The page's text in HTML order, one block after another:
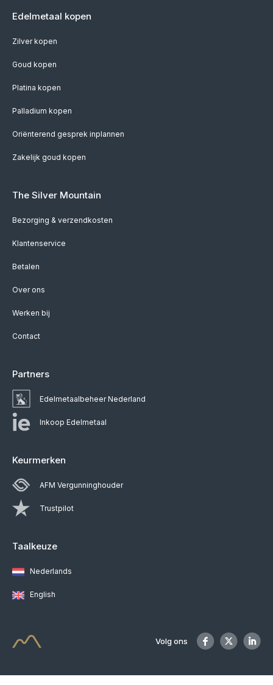
Edelmetaal kopen
Zilver kopen
Goud kopen
Platina kopen
Palladium kopen
Oriënterend gesprek inplannen
Zakelijk goud kopen
The Silver Mountain
Bezorging & verzendkosten
Klantenservice
Betalen
Over ons
Werken bij
Contact
Partners
Edelmetaalbeheer Nederland
Inkoop Edelmetaal
Keurmerken
AFM Vergunninghouder
Trustpilot
Taalkeuze
Nederlands
English
Volg ons